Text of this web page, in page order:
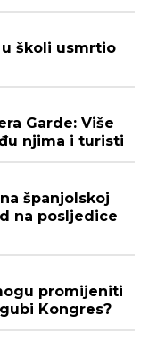
školi usmrtio
Garde: Više
njima i turisti
španjolskoj
na posljedice
promijeniti
Kongres?